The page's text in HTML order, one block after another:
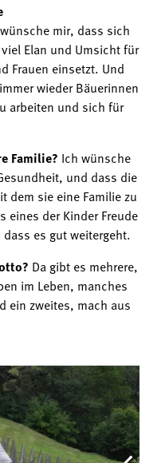
mir, dass sich
Elan und Umsicht für
Frauen einsetzt. Und
wieder Bäuerinnen
arbeiten und sich für
Familie? Ich wünsche
und dass die
dem sie eine Familie zu
eines der Kinder Freude
es gut weitergeht.
Da gibt es mehrere,
im Leben, manches
ein zweites, mach aus